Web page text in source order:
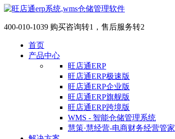
400-010-1039 购买咨询转1，售后服务转2
首页
产品中心
旺店通ERP
旺店通ERP极速版
旺店通ERP企业版
旺店通ERP旗舰版
旺店通ERP跨境版
WMS - 智能仓储管理系统
慧策·慧经营-电商财务经营管家